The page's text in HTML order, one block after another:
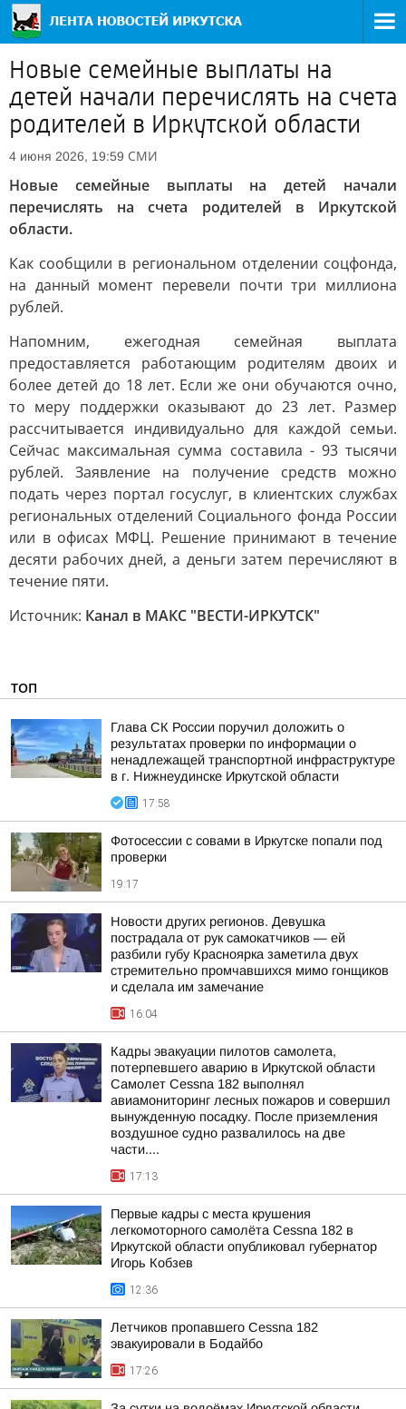
Новые семейные выплаты на
детей начали перечислять на счета
родителей в Иркутской области
4 июня 2026, 19:59 СМИ
Новые семейные выплаты на детей начали
перечислять на счета родителей в Иркутской
области.
Как сообщили в региональном отделении соцфонда,
на данный момент перевели почти три миллиона
рублей.
Напомним, ежегодная семейная выплата
предоставляется работающим родителям двоих и
более детей до 18 лет. Если же они обучаются очно,
то меру поддержки оказывают до 23 лет. Размер
рассчитывается индивидуально для каждой семьи.
Сейчас максимальная сумма составила - 93 тысячи
рублей. Заявление на получение средств можно
подать через портал госуслуг, в клиентских службах
региональных отделений Социального фонда России
или в офисах МФЦ. Решение принимают в течение
десяти рабочих дней, а деньги затем перечисляют в
течение пяти.
Источник: Канал в МАКС "ВЕСТИ-ИРКУТСК"
ТОП
Глава СК России поручил доложить о
результатах проверки по информации о
ненадлежащей транспортной инфраструктуре
в г. Нижнеудинске Иркутской области
17:58
Фотосессии с совами в Иркутске попали под
проверки
19:17
Новости других регионов. Девушка
пострадала от рук самокатчиков — ей
разбили губу Красноярка заметила двух
стремительно промчавшихся мимо гонщиков
и сделала им замечание
16:04
Кадры эвакуации пилотов самолета,
потерпевшего аварию в Иркутской области
Самолет Cessna 182 выполнял
авиамониторинг лесных пожаров и совершил
вынужденную посадку. После приземления
воздушное судно развалилось на две
части....
17:13
Первые кадры с места крушения
легкомоторного самолёта Cessna 182 в
Иркутской области опубликовал губернатор
Игорь Кобзев
12:36
Летчиков пропавшего Cessna 182
эвакуировали в Бодайбо
17:26